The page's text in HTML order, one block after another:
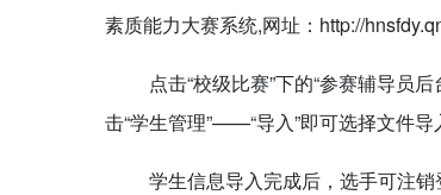
素质能力大赛系统,网址：http://
点击“校级比赛”下的“参赛辅导员
击“学生管理”——“导入”即可选择文件
学生信息导入完成后，选手可注销